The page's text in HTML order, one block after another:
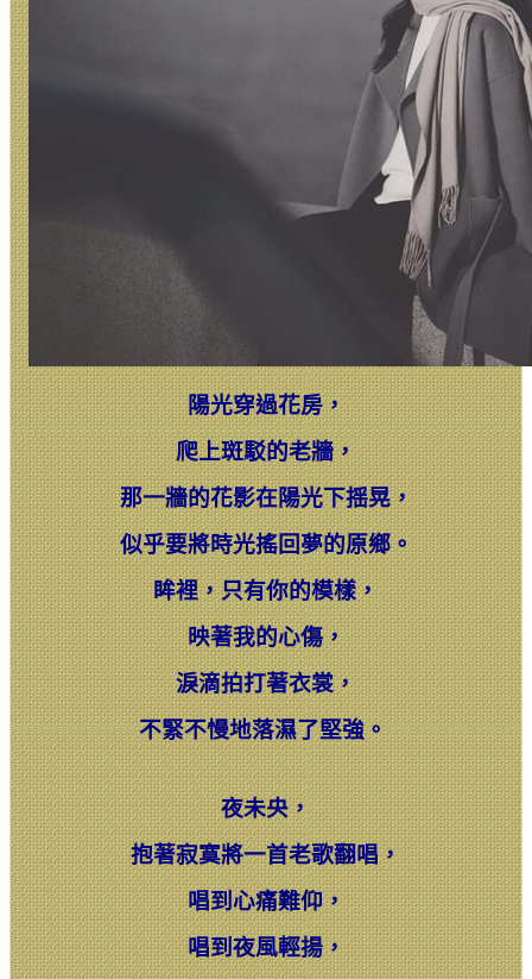
陽光穿過花房，
爬上斑駁的老牆，
那一牆的花影在陽光下揺晃，
似乎要將時光搖回夢的原鄉。
眸裡，只有你的模樣，
映著我的心傷，
淚滴拍打著衣裳，
不緊不慢地落濕了堅強。
夜未央，
抱著寂寞將一首老歌翻唱，
唱到心痛難仰，
唱到夜風輕揚，